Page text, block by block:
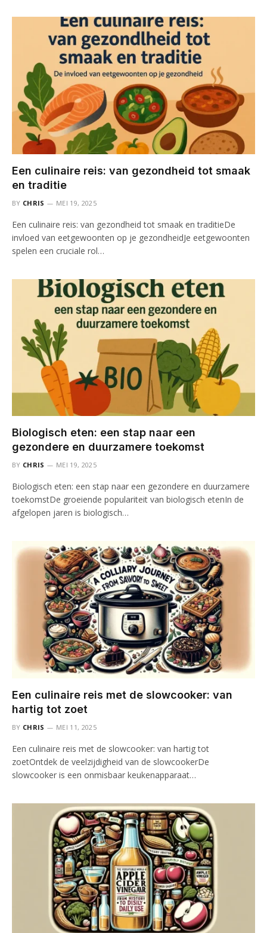
Een culinaire reis: van gezondheid tot smaak
en traditie
BY CHRIS MEI 19, 2025
Een culinaire reis: van gezondheid tot smaak en traditieDe
invloed van eetgewoonten op je gezondheidJe eetgewoonten
spelen een cruciale rol…
Biologisch eten: een stap naar een
gezondere en duurzamere toekomst
BY CHRIS MEI 19, 2025
Biologisch eten: een stap naar een gezondere en duurzamere
toekomstDe groeiende populariteit van biologisch etenIn de
afgelopen jaren is biologisch…
Een culinaire reis met de slowcooker: van
hartig tot zoet
BY CHRIS MEI 11, 2025
Een culinaire reis met de slowcooker: van hartig tot
zoetOntdek de veelzijdigheid van de slowcookerDe
slowcooker is een onmisbaar keukenapparaat…